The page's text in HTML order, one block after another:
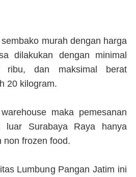
murah dengan harga
dilakukan dengan minimal
ribu, dan maksimal berat
20 kilogram.
maka pemesanan
luar Surabaya Raya hanya
non frozen food.
Lumbung Pangan Jatim ini